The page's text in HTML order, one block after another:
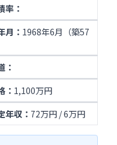
率：
月： 1968年6月（築57
：
： 1,100万円
年収： 72万円 / 6万円